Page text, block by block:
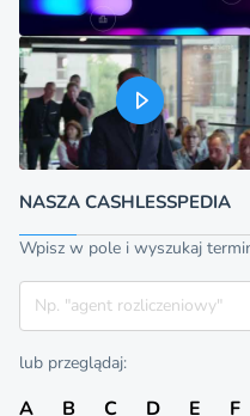
NASZA CASHLESSPEDIA
Wpisz w pole i wyszukaj
Szukaj
lub przeglądaj:
A B C D E F